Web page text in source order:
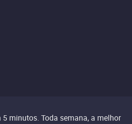
minutos. Toda semana, a melhor